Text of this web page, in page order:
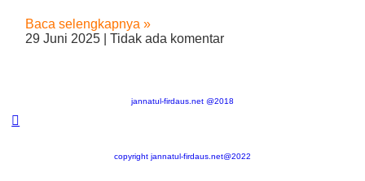
Baca selengkapnya »
29 Juni 2025
Tidak ada komentar
jannatul-firdaus.net @2018
copyright jannatul-firdaus.net@2022